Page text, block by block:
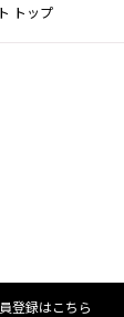
トップ
登録はこちら